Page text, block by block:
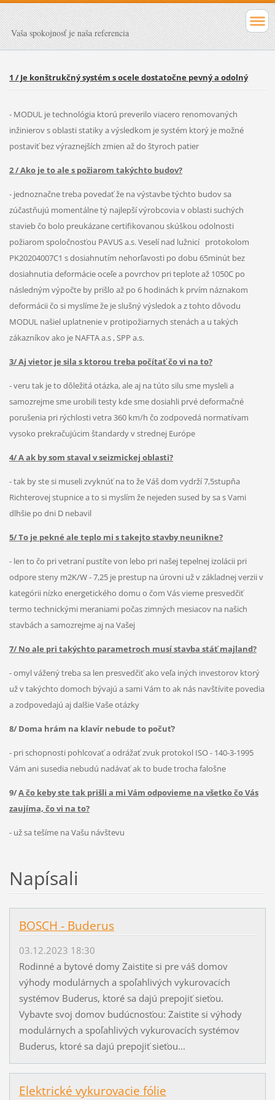
Vaša spokojnosť je naša referencia
1 / Je konštrukčný systém s ocele dostatočne pevný a odolný
- MODUL je technológia ktorú preverilo viacero renomovaných
inžinierov s oblasti statiky a výsledkom je systém ktorý je možné
postaviť bez výraznejších zmien až do štyroch patier
2 / Ako je to ale s požiarom takýchto budov?
- jednoznačne treba povedať že na výstavbe týchto budov sa
zúčastňujú momentálne tý najlepší výrobcovia v oblasti suchých
stavieb čo bolo preukázane certifikovanou skúškou odolnosti
požiarom spoločnosťou PAVUS a.s. Veselí nad lužnicí protokolom
PK20204007C1 s dosiahnutím nehorľavosti po dobu 65minút bez
dosiahnutia deformácie oceľe a povrchov pri teplote až 1050C po
následným výpočte by prišlo až po 6 hodinách k prvím náznakom
deformácii čo si myslíme že je slušný výsledok a z tohto dôvodu
MODUL našiel uplatnenie v protipožiarnych stenách a u takých
zákazníkov ako je NAFTA a.s , SPP a.s.
3/ Aj vietor je sila s ktorou treba počítať čo vi na to?
- veru tak je to dôležitá otázka, ale aj na túto silu sme mysleli a
samozrejme sme urobili testy kde sme dosiahli prvé deformačné
porušenia pri rýchlosti vetra 360 km/h čo zodpovedá normatívam
vysoko prekračujúcim štandardy v strednej Európe
4/ A ak by som staval v seizmickej oblasti?
- tak by ste si museli zvyknúť na to že Váš dom vydrží 7,5stupňa
Richterovej stupnice a to si myslím že nejeden sused by sa s Vami
dlhšie po dni D nebavil
5/ To je pekné ale teplo mi s takejto stavby neunikne?
- len to čo pri vetraní pustíte von lebo pri našej tepelnej izolácii pri
odpore steny m2K/W - 7,25 je prestup na úrovni už v základnej verzii v
kategórii nízko energetického domu o čom Vás vieme presvedčiť
termo technickými meraniami počas zimných mesiacov na našich
stavbách a samozrejme aj na Vašej
7/ No ale pri takýchto parametroch musí stavba stáť majland?
- omyl vážený treba sa len presvedčiť ako veľa iných investorov ktorý
už v takýchto domoch bývajú a sami Vám to ak nás navštívite povedia
a zodpovedajú aj dalšie Vaše otázky
8/ Doma hrám na klavír nebude to počuť?
- pri schopnosti pohlcovať a odrážať zvuk protokol ISO - 140-3-1995
Vám ani susedia nebudú nadávať ak to bude trocha falošne
9/A čo keby ste tak prišli a mi Vám odpovieme na všetko čo Vás
zaujíma, čo vi na to?
- už sa tešíme na Vašu návštevu
Napísali
BOSCH - Buderus
03.12.2023 18:30
Rodinné a bytové domy Zaistite si pre váš domov
výhody modulárnych a spoľahlivých vykurovacích
systémov Buderus, ktoré sa dajú prepojiť sieťou.
Vybavte svoj domov budúcnosťou: Zaistite si výhody
modulárnych a spoľahlivých vykurovacích systémov
Buderus, ktoré sa dajú prepojiť sieťou...
Elektrické vykurovacie fólie